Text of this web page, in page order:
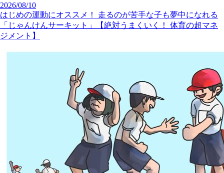
2026/08/10
はじめの運動にオススメ！ 走るのが苦手な子も夢中になれる
「じゃんけんサーキット」【絶対うまくいく！ 体育の超マネ
ジメント】